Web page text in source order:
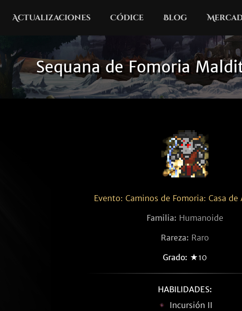
Actualizaciones Códice Blog
Sequana de Fomoria
Evento: Caminos de Fomoria: Casa de
Familia: Humanoide
Rareza: Raro
Grado: ★10
HABILIDADES:
Incursión II